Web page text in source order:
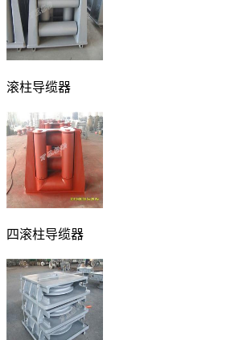
滚柱导缆器
四滚柱导缆器